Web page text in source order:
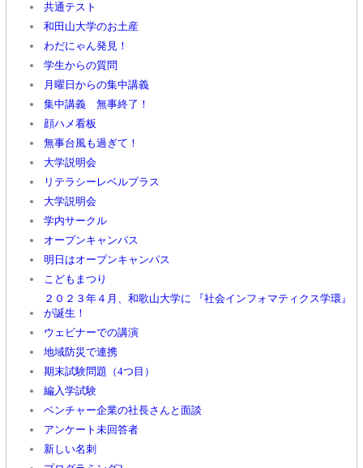
共通テスト
和田山大学のお土産
わだにゃん発見！
学生からの質問
月曜日からの集中講義
集中講義 無事終了！
顔ハメ看板
無事台風も過ぎて！
大学説明会
リテラシーレベルプラス
大学説明会
学内サークル
オープンキャンパス
明日はオープンキャンパス
こどもまつり
２０２３年４月、和歌山大学に 『社会インフォマティクス学環』
が誕生！
ウェビナーでの講演
地域防災で連携
期末試験問題（4つ目）
編入学試験
ベンチャー企業の社長さんと面談
アンケート未回答者
新しい名刺